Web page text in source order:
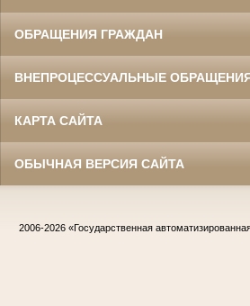
ОБРАЩЕНИЯ ГРАЖДАН
ВНЕПРОЦЕССУАЛЬНЫЕ
КАРТА САЙТА
ОБЫЧНАЯ ВЕРСИЯ САЙТА
2006-2026 «Государственная